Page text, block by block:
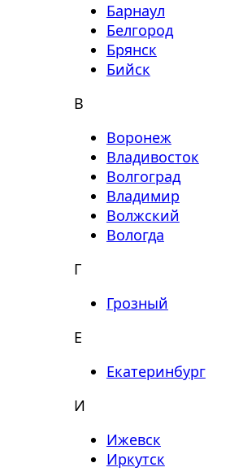
Барнаул
Белгород
Брянск
Бийск
В
Воронеж
Владивосток
Волгоград
Владимир
Волжский
Вологда
Г
Грозный
Е
Екатеринбург
И
Ижевск
Иркутск